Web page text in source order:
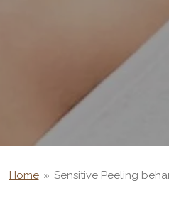
Home » Sensitive Peeling